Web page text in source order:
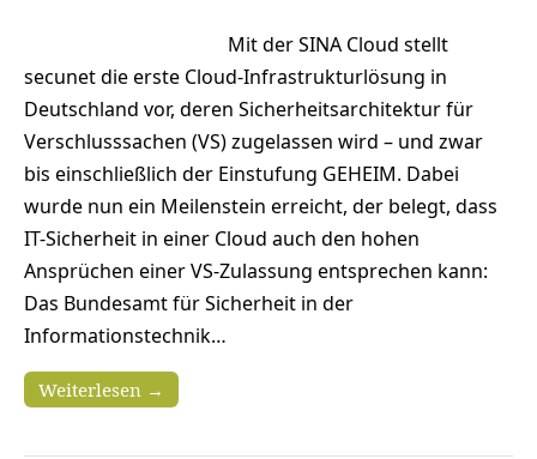
Mit der SINA Cloud stellt
secunet die erste Cloud-Infrastrukturlösung in
Deutschland vor, deren Sicherheitsarchitektur für
Verschlusssachen (VS) zugelassen wird – und zwar
bis einschließlich der Einstufung GEHEIM. Dabei
wurde nun ein Meilenstein erreicht, der belegt, dass
IT-Sicherheit in einer Cloud auch den hohen
Ansprüchen einer VS-Zulassung entsprechen kann:
Das Bundesamt für Sicherheit in der
Informationstechnik…
Weiterlesen →